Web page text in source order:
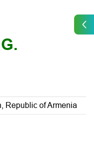
Republic of Armenia